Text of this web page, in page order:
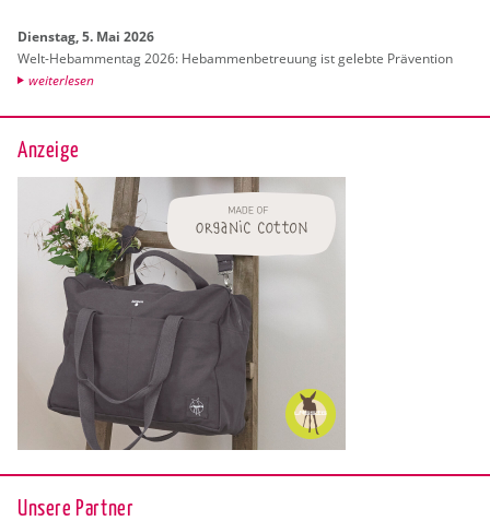
Diens­tag, 5. Mai 2026
Welt-Heb­am­men­tag 2026: Heb­am­men­be­treu­ung ist ge­leb­te Prä­ven­ti­on
wei­ter­le­sen
Anzeige
Unsere Partner